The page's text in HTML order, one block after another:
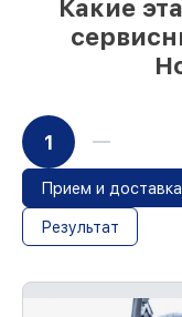
Какие
1
Прием и доставка
Результат